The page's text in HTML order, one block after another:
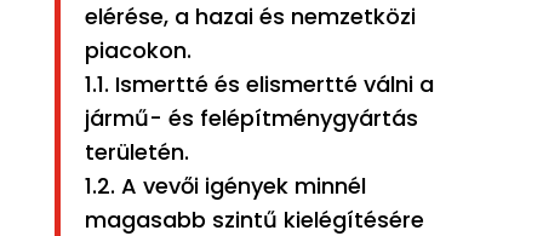
elérése, a hazai és nemzetközi
piacokon.
1.1. Ismertté és elismertté válni a
jármű- és felépítménygyártás
területén.
1.2. A vevői igények minnél
magasabb szintű kielégítésére